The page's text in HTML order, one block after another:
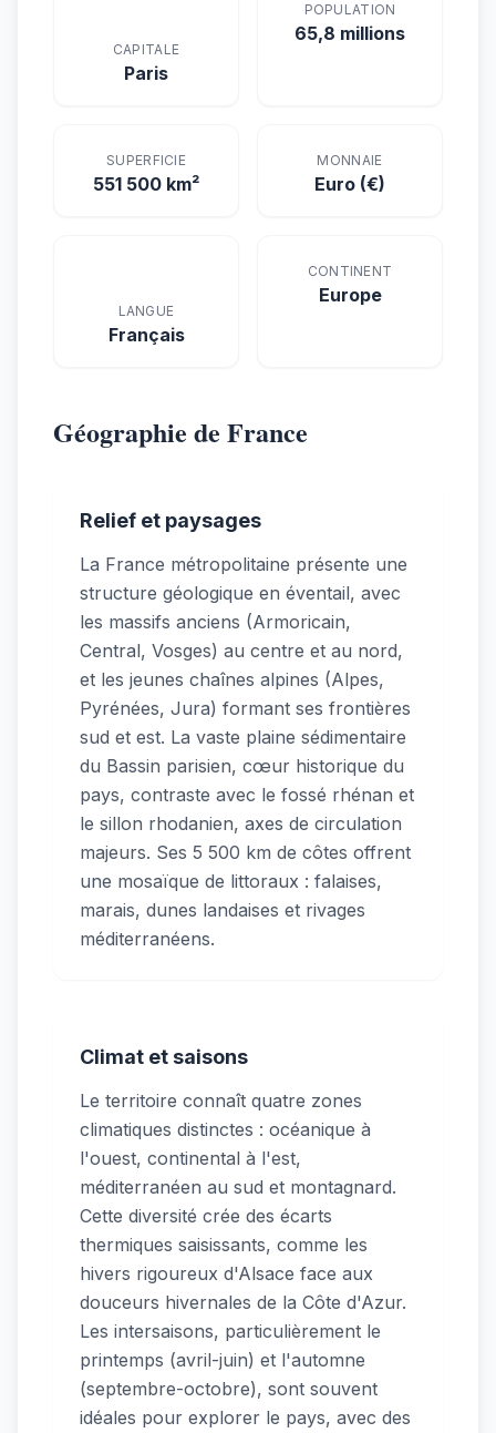
CAPITALE
Paris
POPULATION
65,8 millions
SUPERFICIE
551 500 km²
MONNAIE
Euro (€)
LANGUE
Français
CONTINENT
Europe
Géographie de France
Relief et paysages
La France métropolitaine présente une
structure géologique en éventail, avec
les massifs anciens (Armoricain,
Central, Vosges) au centre et au nord,
et les jeunes chaînes alpines (Alpes,
Pyrénées, Jura) formant ses frontières
sud et est. La vaste plaine sédimentaire
du Bassin parisien, cœur historique du
pays, contraste avec le fossé rhénan et
le sillon rhodanien, axes de circulation
majeurs. Ses 5 500 km de côtes offrent
une mosaïque de littoraux : falaises,
marais, dunes landaises et rivages
méditerranéens.
Climat et saisons
Le territoire connaît quatre zones
climatiques distinctes : océanique à
l'ouest, continental à l'est,
méditerranéen au sud et montagnard.
Cette diversité crée des écarts
thermiques saisissants, comme les
hivers rigoureux d'Alsace face aux
douceurs hivernales de la Côte d'Azur.
Les intersaisons, particulièrement le
printemps (avril-juin) et l'automne
(septembre-octobre), sont souvent
idéales pour explorer le pays, avec des